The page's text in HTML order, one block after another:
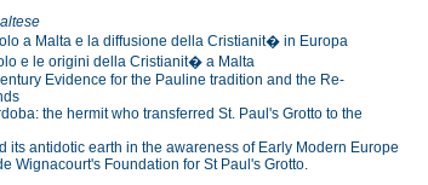
a Malta e la diffusione della Cristianit� in Europa
e le origini della Cristianit� a Malta
Evidence for the Pauline tradition and the Re-
the hermit who transferred St. Paul's Grotto to the
its antidotic earth in the awareness of Early Modern Europe
Wignacourt's Foundation for St Paul's Grotto.